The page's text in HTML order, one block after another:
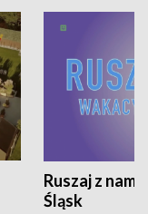
Ruszaj z
Śląsk